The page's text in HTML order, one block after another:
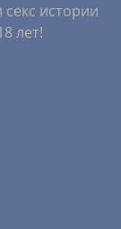
истории
лет!